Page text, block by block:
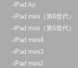
11:00～20:00
定休日：
不定休
070-9090-
iPad Air
iPad mini（第6世代）
iPad mini（第5世代）
iPad mini4
iPad mini3
iPad mini2